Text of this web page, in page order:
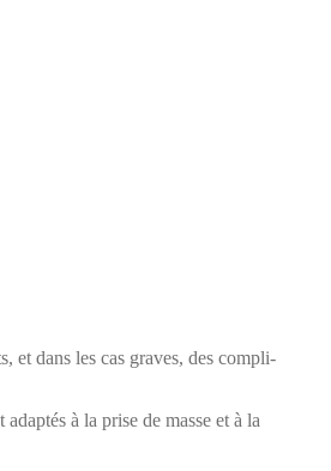
et dans les cas graves, des com­pli­
à la prise de masse et à la